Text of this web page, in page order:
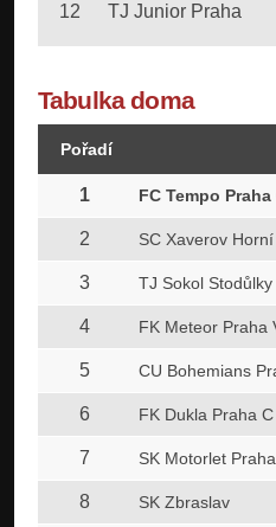
12 TJ Junior Praha
Tabulka doma
Pořadí
1 FC Tempo Praha
2 SC Xaverov
3 TJ Sokol Stodůlky
4 FK Meteor Praha
5 CU Bohemians
6 FK Dukla Praha C
7 SK Motorlet
8 SK Zbraslav